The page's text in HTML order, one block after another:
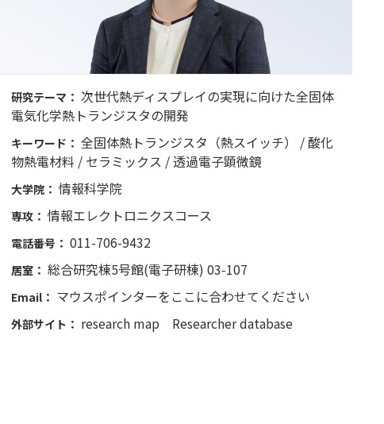
研究テーマ： 次世代熱ディスプレイの実現に向けた全固体
電気化学熱トランジスタの開発
キーワード： 全固体熱トランジスタ（熱スイッチ） / 酸化
物熱電材料 / セラミックス / 透過電子顕微鏡
大学院： 情報科学院
専攻： 情報エレクトロニクスコース
電話番号： 011-706-9432
居室： 総合研究棟5号館(電子研棟) 03-107
Email： マウスポインターをここに合わせてください
外部サイト： research map Researcher database